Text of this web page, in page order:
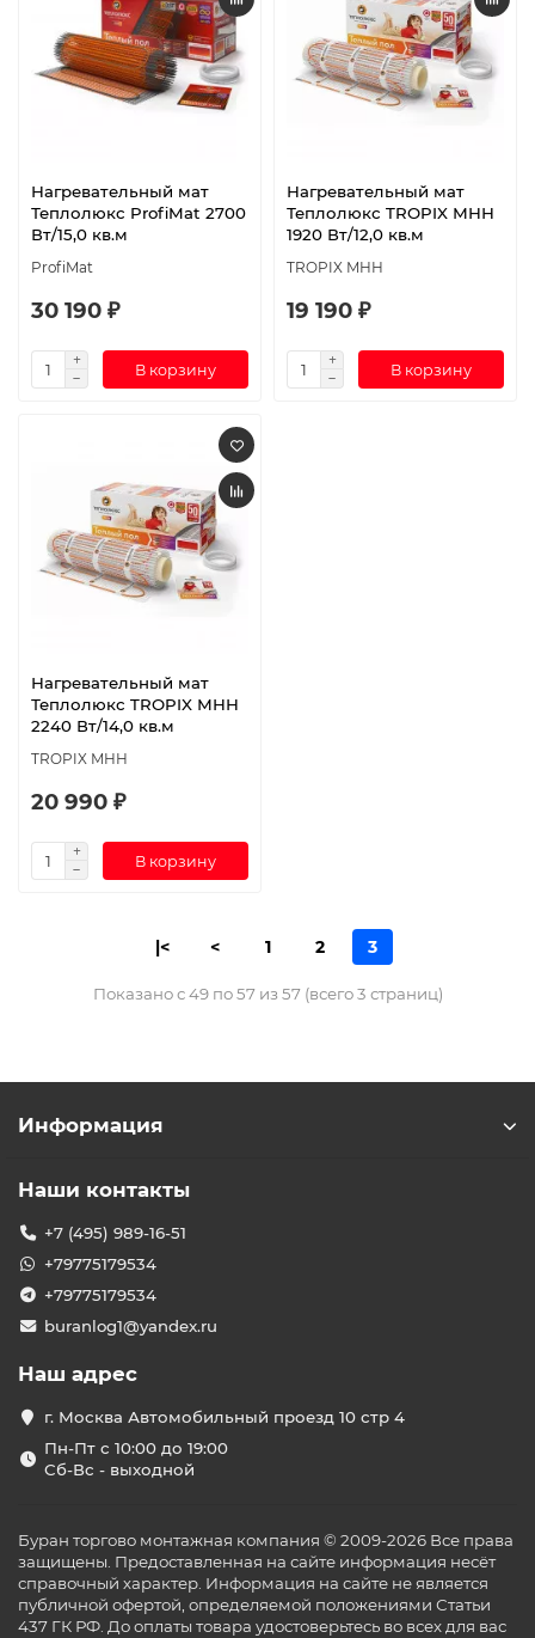
Нагревательный мат
Теплолюкс ProfiMat 2700
Вт/15,0 кв.м
ProfiMat
30 190 ₽
В корзину
Нагревательный мат
Теплолюкс TROPIX МНН
1920 Вт/12,0 кв.м
TROPIX МНН
19 190 ₽
В корзину
Нагревательный мат
Теплолюкс TROPIX МНН
2240 Вт/14,0 кв.м
TROPIX МНН
20 990 ₽
В корзину
|< < 1 2 3
Показано с 49 по 57 из 57 (всего 3 страниц)
Информация
Наши контакты
+7 (495) 989-16-51
+79775179534
+79775179534
buranlog1@yandex.ru
Наш адрес
г. Москва Автомобильный проезд 10 стр 4
Пн-Пт с 10:00 до 19:00
Сб-Вс - выходной
Буран торгово монтажная компания © 2009-2026 Все права
защищены. Предоставленная на сайте информация несёт
справочный характер. Информация на сайте не является
публичной офертой, определяемой положениями Статьи
437 ГК РФ. До оплаты товара удостоверьтесь во всех для вас